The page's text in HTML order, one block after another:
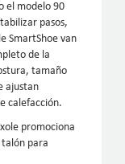
el modelo 90
pasos,
SmartShoe van
de la
tamaño
ajustan
calefacción.
promociona
talón para